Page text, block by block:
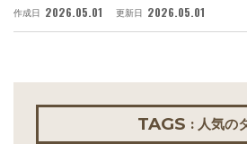
作成日 2026.05.01 更新日 2026.05.01
TAGS : 人気の